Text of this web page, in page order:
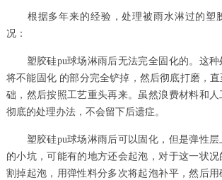
根据多年来的经验，处理被雨水淋过的塑
况：
塑胶硅pu球场淋雨后无法完全固化的。这种
将不能固化 的部分完全铲掉，然后彻底打磨，
础，然后按照工艺重头再来。虽然浪费材料和
彻底的处理办法，不会留下后遗症。
塑胶硅pu球场淋雨后可以固化，但是弹性层
的小坑，可能有的地方还会起泡，对于这一状
割掉起泡，用弹性料分多次将起泡补平，然后